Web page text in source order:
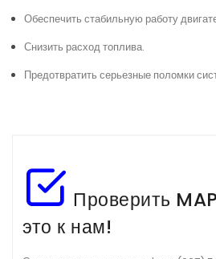
Обеспечить стабильную работу
Снизить расход топлива.
Предотвратить серьезные поломки
Проверить
это к нам!